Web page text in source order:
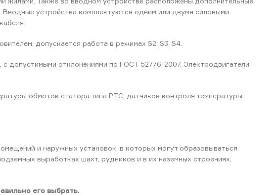
устройства комплектуются одним или двумя силовыми
допускается работа в режимах S2, S3, S4.
допустимыми отклонениями по ГОСТ 52776-2007. Электродвигатели
обмоток статора типа РТС, датчиков контроля температуры
и наружных установок, в которых могут образовываться
выработках шахт, рудников и в их наземных строениях,
его выбрать.